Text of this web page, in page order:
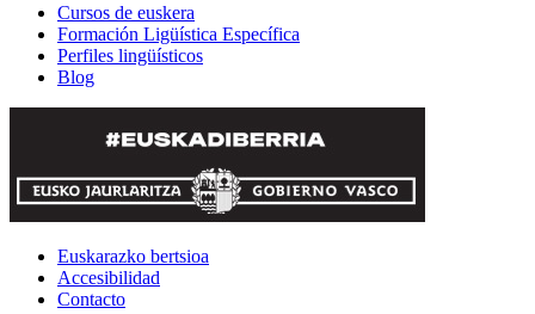
Cursos de euskera
Formación Ligüística Específica
Perfiles lingüísticos
Blog
Euskarazko bertsioa
Accesibilidad
Contacto